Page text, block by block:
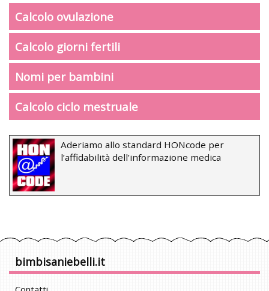
Calcolo ovulazione
Calcolo giorni fertili
Nomi per bambini
Calcolo ciclo mestruale
Aderiamo allo standard HONcode per
l’affidabilità dell’informazione medica
bimbisaniebelli.it